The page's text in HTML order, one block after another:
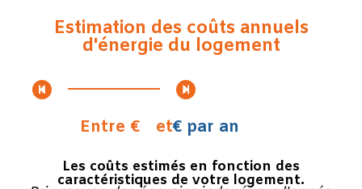
Estimation des coûts annuels
d'énergie du logement
Entre € et€ par an
Les coûts estimés en fonction des
caractéristiques de votre logement.